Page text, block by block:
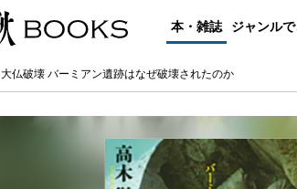
本・雑誌 ジャンル
大仏破壊 バーミアン遺跡はなぜ破壊されたのか